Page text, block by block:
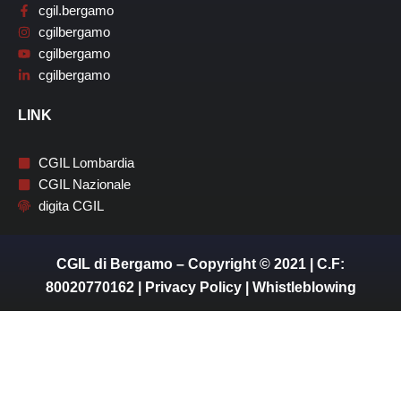
cgil.bergamo
cgilbergamo
cgilbergamo
cgilbergamo
LINK
CGIL Lombardia
CGIL Nazionale
digita CGIL
CGIL di Bergamo – Copyright © 2021 | C.F:
80020770162 |
Privacy Policy| Whistleblowing